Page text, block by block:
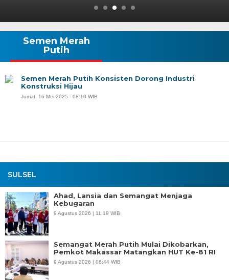
SULSEL
Ahad, Lansia dan Semangat Menjaga
Kebugaran
9 Agustus 2026 | 11:19 WIB
Semangat Merah Putih Mulai Dikobarkan,
Pemkot Makassar Matangkan HUT Ke-81 RI
9 Agustus 2026 | 08:44 WIB
Semen Merah
Putih
Semen Merah Putih Konsisten Dorong Industri
Konstruksi Hijau
Jumat, 16 Mei 2025 - 08:10 WIB